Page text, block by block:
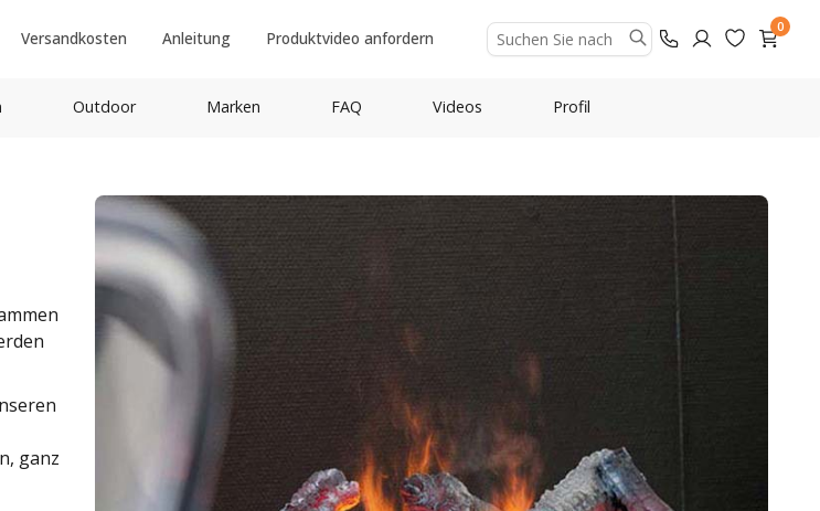
Versandkosten Anleitung Produktvideo anfordern
0
Outdoor Marken FAQ Videos Profil
ganz